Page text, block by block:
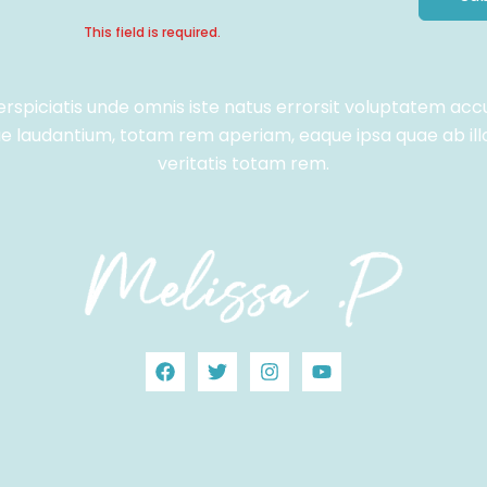
This field is required.
unde omnis iste natus errorsit voluptatem
laudantium, totam rem aperiam, eaque ipsa quae ab
veritatis totam rem.